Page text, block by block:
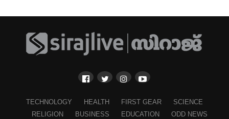
TECHNOLOGY HEALTH FIRST GEAR
SCIENCE
RELIGION
BUSINESS EDUCATION ODD NEWS